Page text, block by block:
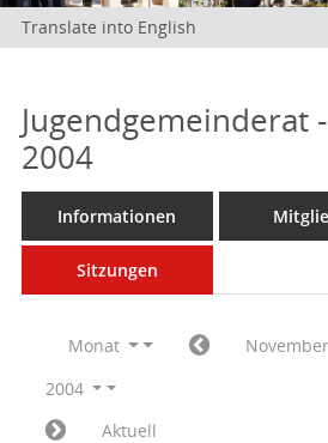
Translate into English
Jugendgemeinderat
2004
Informationen
Sitzungen
Monat
November
2004
Aktuell